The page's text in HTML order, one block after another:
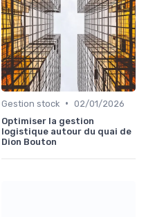
Gestion stock • 02/01/2026
Optimiser la gestion
logistique autour du quai de
Dion Bouton